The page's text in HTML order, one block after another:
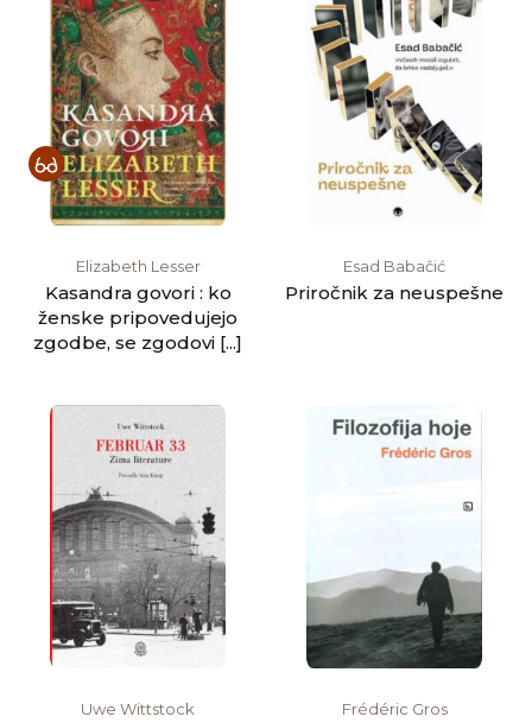
Elizabeth Lesser
Kasandra govori : ko
ženske pripovedujejo
zgodbe, se zgodovi [...]
Esad Babačić
Priročnik za neuspešne
Uwe Wittstock Frédéric Gros